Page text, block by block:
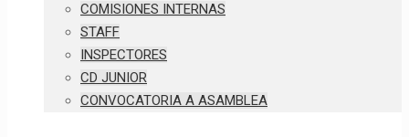
COMISIONES INTERNAS
STAFF
INSPECTORES
CD JUNIOR
CONVOCATORIA A ASAMBLEA